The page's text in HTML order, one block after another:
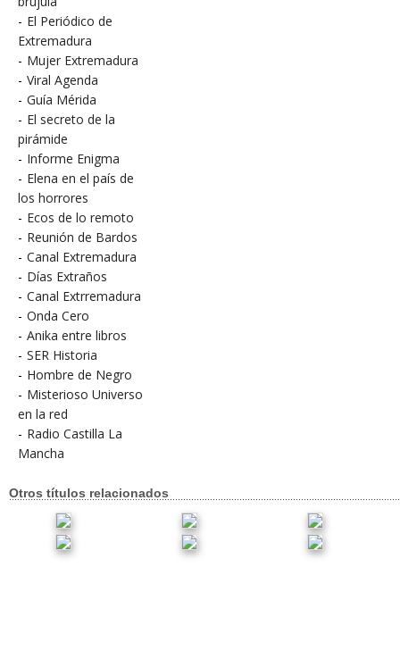
- El Periódico de
Extremadura
- Mujer Extremadura
- Viral Agenda
- Guía Mérida
- El secreto de la
pirámide
- Informe Enigma
- Elena en el país de
los horrores
- Ecos de lo remoto
- Reunión de Bardos
- Canal Extremadura
- Días Extraños
- Canal Extrremadura
- Onda Cero
- Anika entre libros
- SER Historia
- Hombre de Negro
- Misterioso Universo
en la red
- Radio Castilla La
Mancha
Otros títulos relacionados